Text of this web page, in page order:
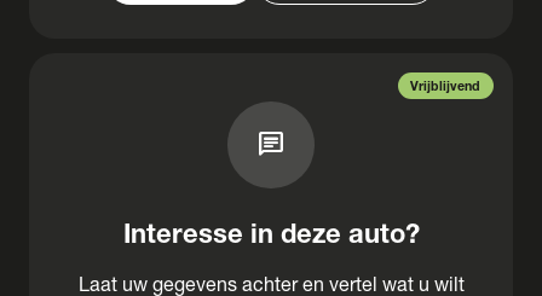
Vrijblijvend
chat
Interesse in deze auto?
Laat uw gegevens achter en vertel wat u wilt